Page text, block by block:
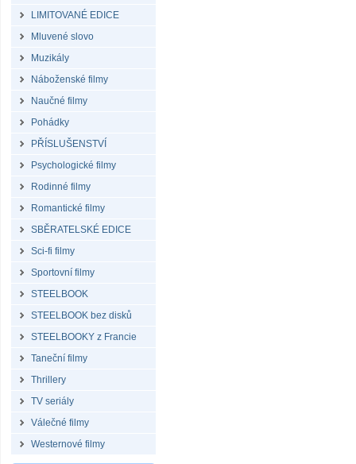
LIMITOVANÉ EDICE
Mluvené slovo
Muzikály
Náboženské filmy
Naučné filmy
Pohádky
PŘÍSLUŠENSTVÍ
Psychologické filmy
Rodinné filmy
Romantické filmy
SBĚRATELSKÉ EDICE
Sci-fi filmy
Sportovní filmy
STEELBOOK
STEELBOOK bez disků
STEELBOOKY z Francie
Taneční filmy
Thrillery
TV seriály
Válečné filmy
Westernové filmy